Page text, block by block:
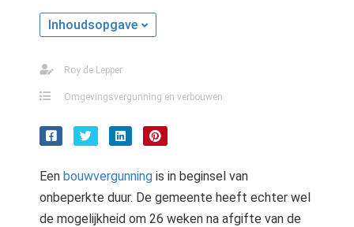
Inhoudsopgave
Roy de Lepper
Omgevingsvergunning en verbouwen
Een bouwvergunning is in beginsel van
onbeperkte duur. De gemeente heeft echter wel
de mogelijkheid om 26 weken na afgifte van de